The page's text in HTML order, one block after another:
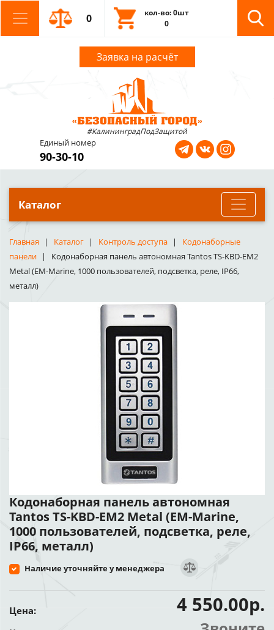
0
кол-во: 0шт
0
Заявка на расчёт
#КалининградПодЗащитой
Единый номер
90-30-10
Каталог
Главная Каталог Контроль доступа
Кодонаборные
панели
Кодонаборная панель автономная Tantos TS-KBD-EM2
Metal (EM-Marine, 1000 пользователей, подсветка, реле, IP66,
металл)
Кодонаборная панель автономная
Tantos TS-KBD-EM2 Metal (EM-Marine,
1000 пользователей, подсветка, реле,
IP66, металл)
Наличие уточняйте у менеджера
Цена: 4 550.00р.